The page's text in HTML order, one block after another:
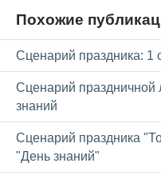
Похожие
Сценарий праздника: 1
Сценарий
знаний
Сценарий праздника
"День знаний"